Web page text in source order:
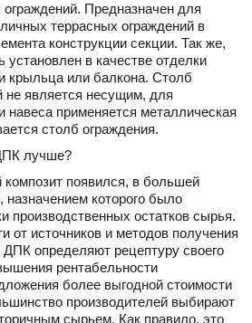
Предназначен для
террасных ограждений в
конструкции секции. Так же,
в качестве отделки
крыльца или балкона. Столб
не является несущим, для
применяется металлическая
столб ограждения.
лучше?
появился, в большей
назначением которого было
производственных остатков сырья.
от источников и методов получения
определяют рецептуру своего
рентабельности
более выгодной стоимости
производителей выбирают
сырьем. Как правило, это